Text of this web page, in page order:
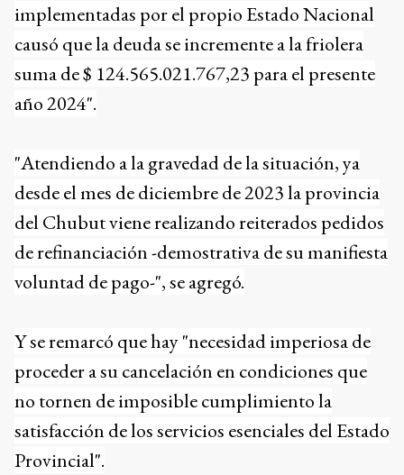
implementadas por el propio Estado Nacional
causó que la deuda se incremente a la friolera
suma de $ 124.565.021.767,23 para el presente
año 2024".
"Atendiendo a la gravedad de la situación, ya
desde el mes de diciembre de 2023 la provincia
del Chubut viene realizando reiterados pedidos
de refinanciación -demostrativa de su manifiesta
voluntad de pago-", se agregó.
Y se remarcó que hay "necesidad imperiosa de
proceder a su cancelación en condiciones que
no tornen de imposible cumplimiento la
satisfacción de los servicios esenciales del Estado
Provincial".